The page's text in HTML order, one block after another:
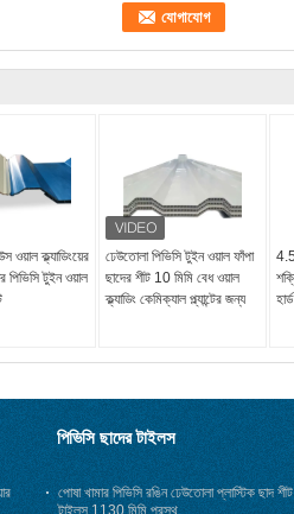
ওয়াল ক্ল্যাডিংয়ের
পিভিসি টুইন ওয়াল
ঢেউতোলা পিভিসি টুইন ওয়াল ফাঁপা
ছাদের শীট 10 মিমি বেধ ওয়াল
ক্ল্যাডিং কেমিক্যাল প্ল্যান্টের জন্য
পিভিসি ছাদের টাইলস
পোষা খামার পিভিসি রঙিন ঢেউতোলা প্লাস্টিক ছাদ শীট
টাইলস 1130 মিমি প্রস্থ